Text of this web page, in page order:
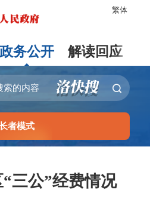
繁体
政务公开 解读回应
者模式
三公”经费情况